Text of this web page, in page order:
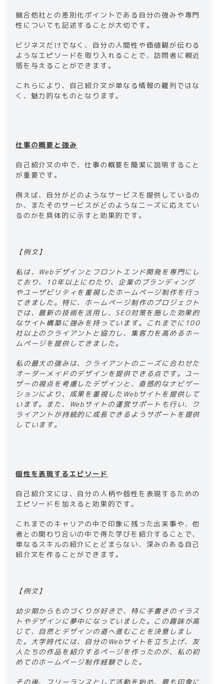
競合他社との差別化ポイントである自分の強みや専門
性についても記述することが大切です。
ビジネスだけでなく、自分の人間性や価値観が伝わる
ようなエピソードを取り入れることで、訪問者に親近
感を与えることができます。
これらにより、自己紹介文が単なる情報の羅列ではな
く、魅力的なものとなります。​
仕事の概要と強み​
​​自己紹介文の中で、仕事の概要を簡潔に説明すること
が重要です。
例えば、自分がどのようなサービスを提供しているの
か、またそのサービスがどのようなニーズに応えてい
るのかを具体的に示すと効果的です。
​​【例文】​
​​私は、Webデザインとフロントエンド開発を専門にし
ており、10年以上にわたり、企業のブランディング
やユーザビリティを重視したホームページ制作を行っ
てきました。特に、​​ホームページ制作​​のプロジェクト
では、最新の技術を活用し、SEO対策を施した効果的
なサイト構築に強みを持っています。これまでに100
社以上のクライアントと協力し、集客力を高めるホー
ムページを提供してきました。​
​​私の最大の強みは、クライアントのニーズに合わせた
オーダーメイドのデザインを提供できる点です。ユー
ザーの視点を考慮したデザインと、直感的なナビゲー
ションにより、成果を重視したWebサイトを提供して
います。また、Webサイトの運営サポートも行い、ク
ライアントが持続的に成長できるようサポートを提供
しています。​
個性を表現するエピソード​
自己紹介文には、自分の人柄や個性を表現するための
エピソードを加えると効果的です。
これまでのキャリアの中で印象に残った出来事や、他
者との関わり合いの中で得た学びを紹介することで、
単なるスキルの紹介にとどまらない、深みのある自己
紹介文を作ることができます。
【例文】​
​​幼少期からものづくりが好きで、特に手書きのイラス
トやデザインに夢中になっていました。この趣味が高
じて、自然とデザインの道へ進むことを決意しまし
た。大学時代には、自分のWebサイトを立ち上げ、友
人たちの作品を紹介するページを作ったのが、私の初
めての​​ホームページ制作​​経験でした。​
​​その後、フリーランスとして活動を始め、最も印象に